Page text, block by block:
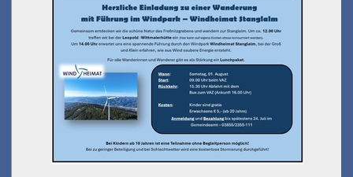
Ausflug Kindersommer -
Wanderung Stanglalm
am 01.08.2026